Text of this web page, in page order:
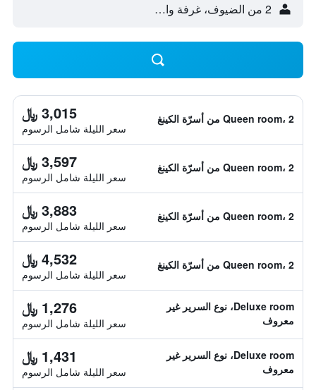
2 من الضيوف، غرفة واحدة
Queen room، 2 من أسرّة الكينغ 3,015 ﷼
سعر الليلة شامل الرسوم
Queen room، 2 من أسرّة الكينغ 3,597 ﷼
سعر الليلة شامل الرسوم
Queen room، 2 من أسرّة الكينغ 3,883 ﷼
سعر الليلة شامل الرسوم
Queen room، 2 من أسرّة الكينغ 4,532 ﷼
سعر الليلة شامل الرسوم
Deluxe room، نوع السرير غير
معروف
1,276 ﷼
سعر الليلة شامل الرسوم
Deluxe room، نوع السرير غير
معروف
1,431 ﷼
سعر الليلة شامل الرسوم